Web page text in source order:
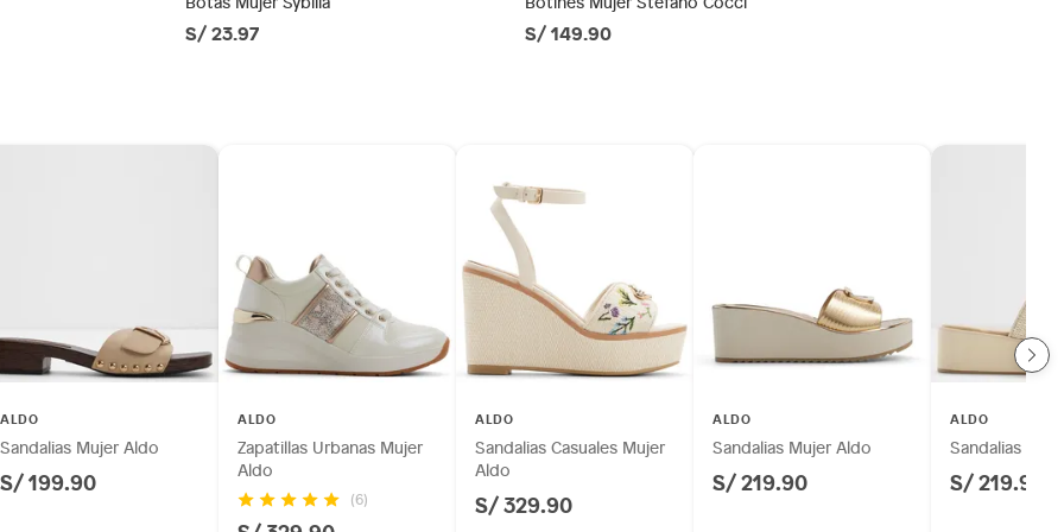
a 8 cm)
tecnología, línea blanca, colchones, muebles,
baño con señales de uso, sin empaques, etiquetas o
S/ 23.97 S/ 149.90
ALDO
Sandalias Mujer Aldo
S/ 199.90
ALDO
Zapatillas Urbanas Mujer
Aldo
(6)
ALDO
Sandalias Casuales Mujer
Aldo
S/ 329.90
ALDO
Sandalias Mujer Aldo
S/ 219.90
ALDO
Sandalias
S/ 219.90